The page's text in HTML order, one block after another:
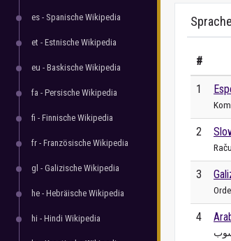
es - Spanische Wikipedia
et - Estnische Wikipedia
eu - Baskische Wikipedia
fa - Persische Wikipedia
fi - Finnische Wikipedia
fr - Französische Wikipedia
gl - Galizische Wikipedia
he - Hebräische Wikipedia
hi - Hindi Wikipedia
#
1
2
3
4